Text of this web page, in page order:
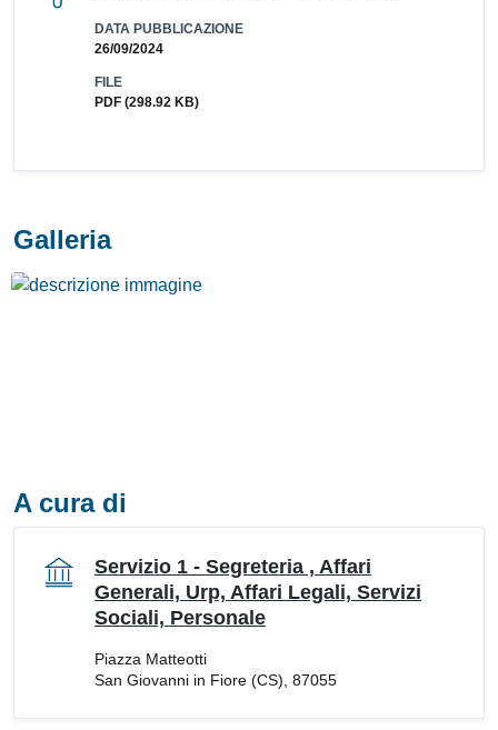
DATA PUBBLICAZIONE
26/09/2024
FILE
PDF (298.92 KB)
Galleria
A cura di
Servizio 1 - Segreteria , Affari
Generali, Urp, Affari Legali, Servizi
Sociali, Personale
Piazza Matteotti
San Giovanni in Fiore (CS), 87055